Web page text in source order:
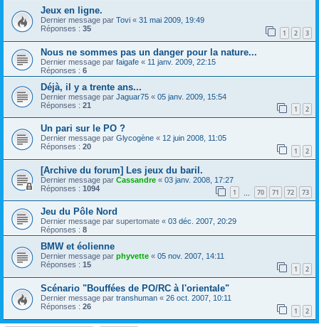
Jeux en ligne.
Dernier message par Tovi « 31 mai 2009, 19:49
Réponses : 35 1 2 3
Nous ne sommes pas un danger pour la nature...
Dernier message par faigafe « 11 janv. 2009, 22:15
Réponses : 6
Déjà, il y a trente ans...
Dernier message par Jaguar75 « 05 janv. 2009, 15:54
Réponses : 21 1 2
Un pari sur le PO ?
Dernier message par Glycogène « 12 juin 2008, 11:05
Réponses : 20 1 2
[Archive du forum] Les jeux du baril.
Dernier message par Cassandre « 03 janv. 2008, 17:27
Réponses : 1094 1 70 71 72 73
Jeu du Pôle Nord
Dernier message par supertomate « 03 déc. 2007, 20:29
Réponses : 8
BMW et éolienne
Dernier message par phyvette « 05 nov. 2007, 14:11
Réponses : 15 1 2
Scénario "Bouffées de PO/RC à l'orientale"
Dernier message par transhuman « 26 oct. 2007, 10:11
Réponses : 26 1 2